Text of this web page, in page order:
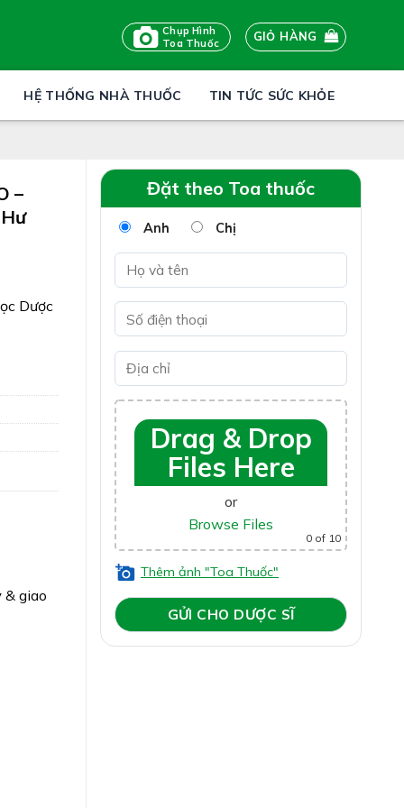
Chụp Hình
Toa Thuốc
GIỎ HÀNG
HỆ THỐNG NHÀ THUỐC TIN TỨC SỨC KHỎE
Đặt theo Toa thuốc
Anh Chị
Drag & Drop
Files Here
or
Browse Files
0 of 10
Thêm ảnh "Toa Thuốc"
–
Dược
& giao